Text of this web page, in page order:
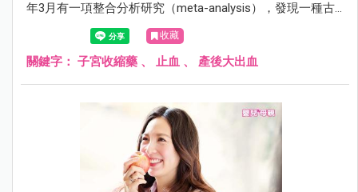
年3月有一項整合分析研究（meta-analysis），發現一種古
老的止血藥可以減少產後大出血。
收藏
關鍵字： 子宮收縮藥 、 止血 、 產後大出血